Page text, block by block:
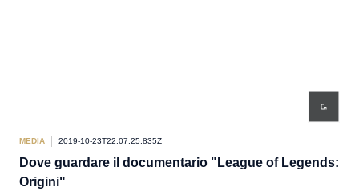
MEDIA 2019-10-23T22:07:25.835Z
Dove guardare il documentario "League of Legends:
Origini"